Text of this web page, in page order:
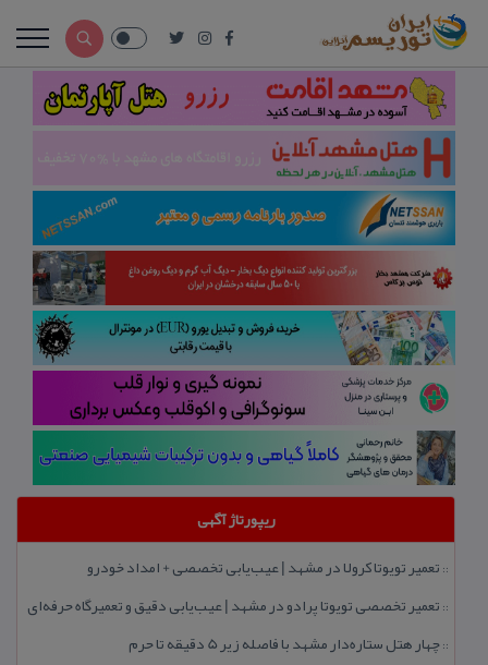
ریپورتاژ آگهی
:: تعمیر تویوتا كرولا در مشهد | عیب‌یابی تخصصی + امداد خودرو
:: تعمیر تخصصی تویوتا پرادو در مشهد | عیب‌یابی دقیق و تعمیرگاه حرفه‌ای
::چهار هتل‌ ستاره‌دار مشهد با فاصله زیر 5 دقیقه تا حرم